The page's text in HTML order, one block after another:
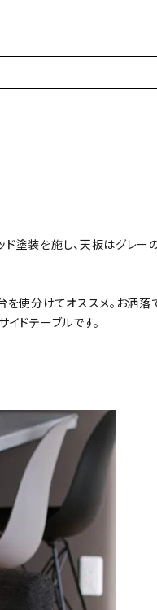
塗装を施し、天板はグレ
使分けてオススメ。お洒
ドテーブルです。